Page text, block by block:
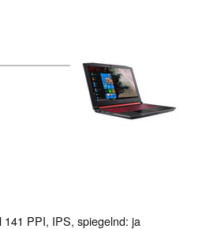
PPI, IPS, spiegelnd: ja